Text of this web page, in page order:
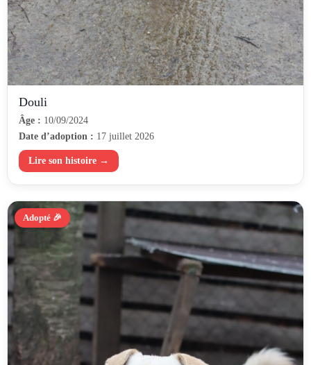
Douli
Âge : 10/09/2024
Date d’adoption : 17 juillet 2026
Lire son histoire →
Adopté 🎉